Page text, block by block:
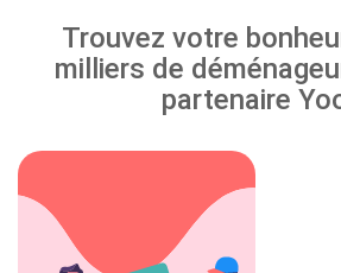
Trouvez votre
milliers de
partenaire